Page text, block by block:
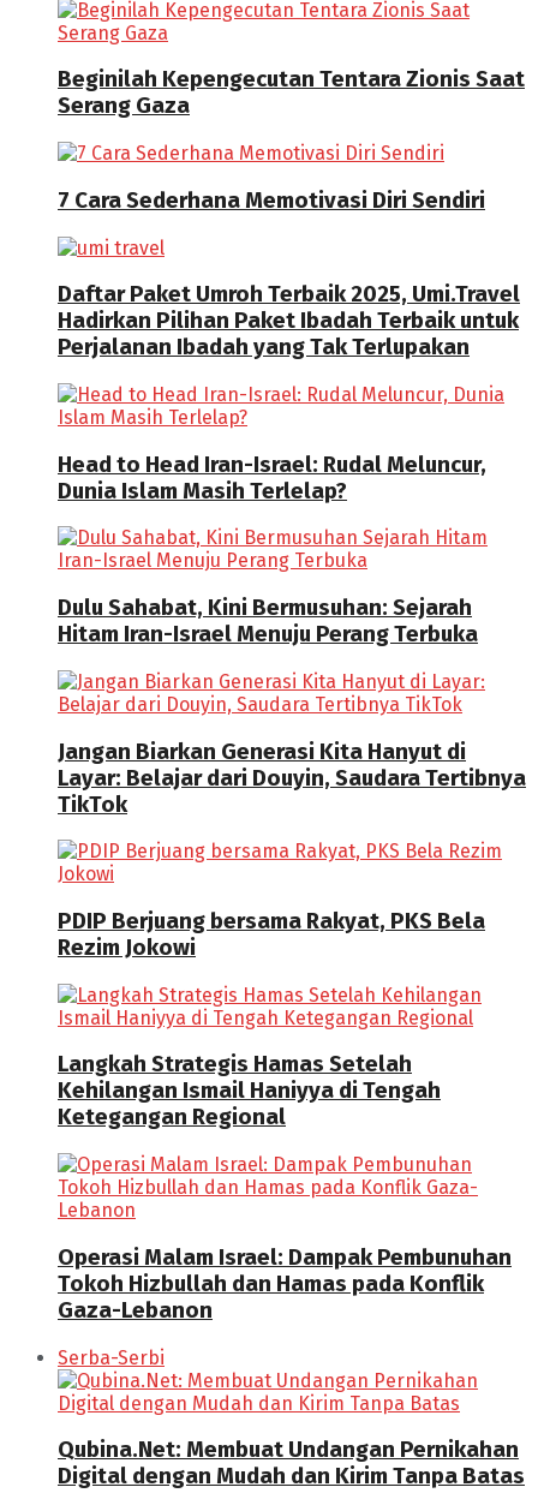
Beginilah Kepengecutan Tentara Zionis Saat
Serang Gaza
7 Cara Sederhana Memotivasi Diri Sendiri
Daftar Paket Umroh Terbaik 2025, Umi.Travel
Hadirkan Pilihan Paket Ibadah Terbaik untuk
Perjalanan Ibadah yang Tak Terlupakan
Head to Head Iran-Israel: Rudal Meluncur,
Dunia Islam Masih Terlelap?
Dulu Sahabat, Kini Bermusuhan: Sejarah
Hitam Iran-Israel Menuju Perang Terbuka
Jangan Biarkan Generasi Kita Hanyut di
Layar: Belajar dari Douyin, Saudara Tertibnya
TikTok
PDIP Berjuang bersama Rakyat, PKS Bela
Rezim Jokowi
Langkah Strategis Hamas Setelah
Kehilangan Ismail Haniyya di Tengah
Ketegangan Regional
Operasi Malam Israel: Dampak Pembunuhan
Tokoh Hizbullah dan Hamas pada Konflik
Gaza-Lebanon
Serba-Serbi
Qubina.Net: Membuat Undangan Pernikahan
Digital dengan Mudah dan Kirim Tanpa Batas